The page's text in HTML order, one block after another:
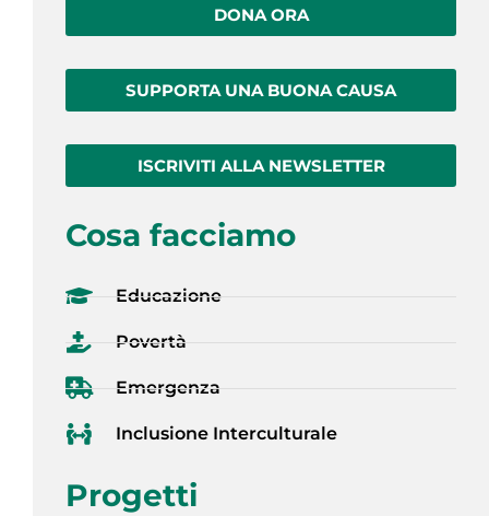
DONA ORA
SUPPORTA UNA BUONA CAUSA
ISCRIVITI ALLA NEWSLETTER
Cosa facciamo
Educazione
Povertà
Emergenza
Inclusione Interculturale
Progetti